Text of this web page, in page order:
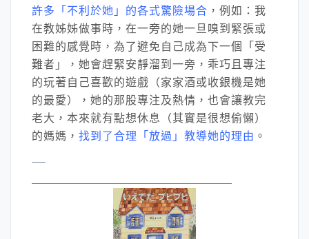
許多「不利於她」的各式驚險場合 ，例如：我
在教姊姊做事時，在一旁的她一旦嗅到緊張或
困難的感覺時，為了避免自己成為下一個「受
難者」，她會趕緊安靜溜到一旁，乖巧且專注
的玩著自己喜歡的遊戲（家家酒或收銀機是她
的最愛），她的那股專注及熱情，也會讓教完
老大，本來就有點想休息（其實是很想偷懶）
的媽媽， 找到了合理「放過」教導她的理由 。